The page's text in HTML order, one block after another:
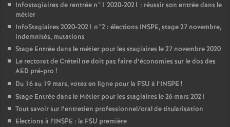
Infostagiaires de rentrée n°1 2020-2021 : réussir son entrée dans le
métier
InfoStagiaires 2020-2021 n°2 : élections INSPE, stage 27 novembre,
indemnités, mutations
Stage Entrée dans le métier pour les stagiaires le 27 novembre 2020
Le rectorat de Créteil ne doit pas faire d’économies sur le dos des
AED pré-pro !
Du 16 au 19 mars, votez en ligne pour la FSU à l’INSPE !
Stage Entrée dans le Métier pour les stagiaires le 26 mars 2021
Tout savoir sur l’entretien professionnel/oral de titularisation
Elections à l’INSPE : la FSU première